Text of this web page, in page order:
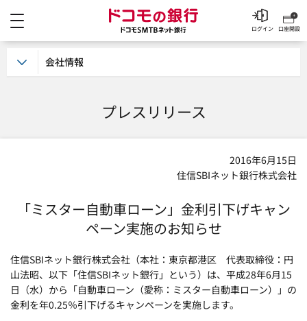
ドコモの銀行 ドコモ
口座開設
ログイン
プレスリリース
2016年6月15日
住信SBIネット銀行株式会社
「ミスター自動車ローン」金利引下げキャン
ペーン実施のお知らせ
住信SBIネット銀行株式会社（本社：東京都港区 代表取締役：円
山法昭、以下「住信SBIネット銀行」という）は、平成28年6月15
日（水）から「自動車ローン（愛称：ミスター自動車ローン）」の
金利を年0.25％引下げるキャンペーンを実施します。
会社情報